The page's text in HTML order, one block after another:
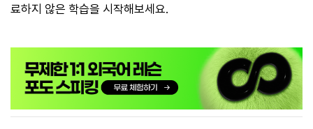
료하지 않은 학습을 시작해보세요.